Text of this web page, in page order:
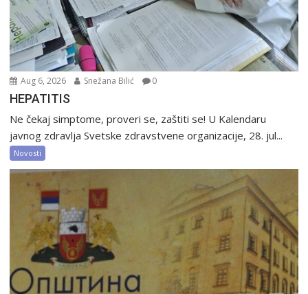
Aug 6, 2026 Snežana Bilić 0
HEPATITIS
Ne čekaj simptome, proveri se, zaštiti se! U Kalendaru
javnog zdravlja Svetske zdravstvene organizacije, 28. jul...
Novosti